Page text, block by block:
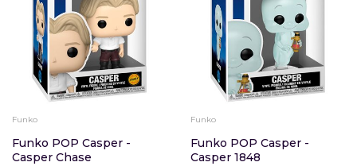
Funko
Funko POP Casper -
Casper Chase
Funko
Funko POP Casper -
Casper 1848